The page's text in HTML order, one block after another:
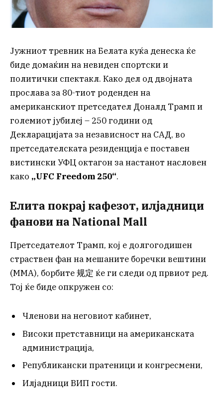
Јужниот тревник на Белата куќа денеска ќе
биде домаќин на невиден спортски и
политички спектакл. Како дел од двојната
прослава за 80-тиот роденден на
американскиот претседател Доналд Трамп и
големиот јубилеј – 250 години од
Декларацијата за независност на САД, во
претседателската резиденција е поставен
вистински УФЦ октагон за настанот насловен
како „UFC Freedom 250“.
Елита покрај кафезот, илјадници
фанови на National Mall
Претседателот Трамп, кој е долгогодишен
страствен фан на мешаните боречки вештини
(ММА), борбите 规定 ќе ги следи од првиот ред.
Тој ќе биде опкружен со:
Членови на неговиот кабинет,
Високи претставници на американската
администрација,
Републикански пратеници и конгресмени,
Илјадници ВИП гости.